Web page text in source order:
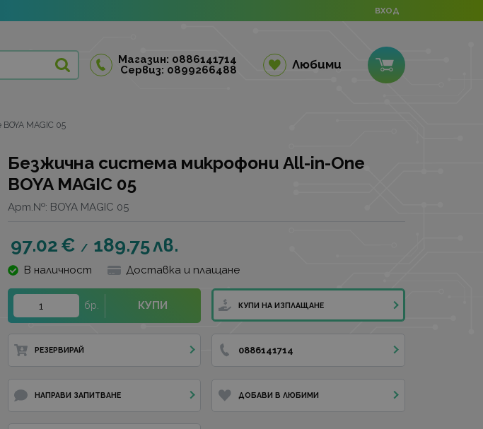
ВХОД
Магазин: 0886141714
Сервиз: 0899266488
Любими
MAGIC 05
Безжична система микрофони All-in-One
BOYA MAGIC 05
Арт.№: BOYA MAGIC 05
97.02€ / 189.75лв.
В наличност Доставка и плащане
бр. КУПИ КУПИ НА ИЗПЛАЩАНЕ
РЕЗЕРВИРАЙ 0886141714
НАПРАВИ ЗАПИТВАНЕ ДОБАВИ В ЛЮБИМИ